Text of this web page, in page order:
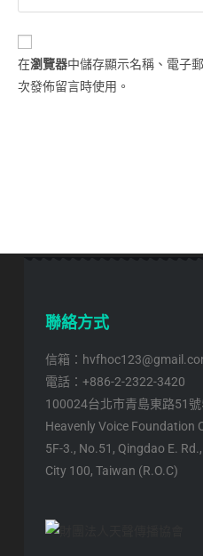
在瀏覽器中儲存顯示名稱、電子
次發佈留言時使用。
聯絡方式
信箱：
電話：+886-2-2322-3420
100024台北市青島東路51
Heavenly Voice Foundation
5F-3., No.51, Qingdao E.
City 100, Taiwan (R.O.C)